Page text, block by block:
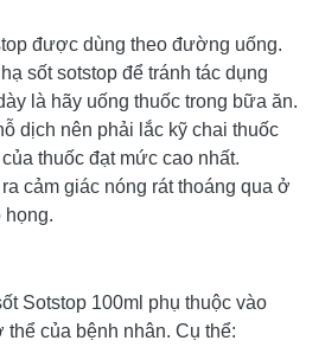
được dùng theo đường uống.
sốt sotstop để tránh tác dụng
là hãy uống thuốc trong bữa ăn.
dịch nên phải lắc kỹ chai thuốc
thuốc đạt mức cao nhất.
cảm giác nóng rát thoáng qua ở
họng.
Sotstop 100ml phụ thuộc vào
của bệnh nhân. Cụ thể: